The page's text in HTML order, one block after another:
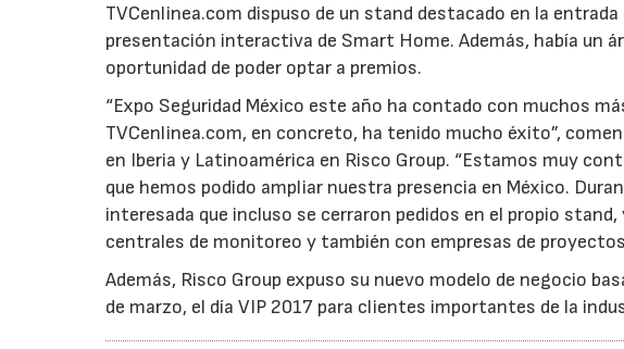
TVCenlinea.com dispuso de un stand destacado en la
presentación interactiva de Smart Home. Además, había un
oportunidad de poder optar a premios.
“Expo Seguridad México este año ha contado con muchos
TVCenlinea.com, en concreto, ha tenido mucho éxito”,
en Iberia y Latinoamérica en Risco Group. “Estamos muy
que hemos podido ampliar nuestra presencia en México.
interesada que incluso se cerraron pedidos en el propio
centrales de monitoreo y también con empresas de
Además, Risco Group expuso su nuevo modelo de negocio
de marzo, el día VIP 2017 para clientes importantes de la